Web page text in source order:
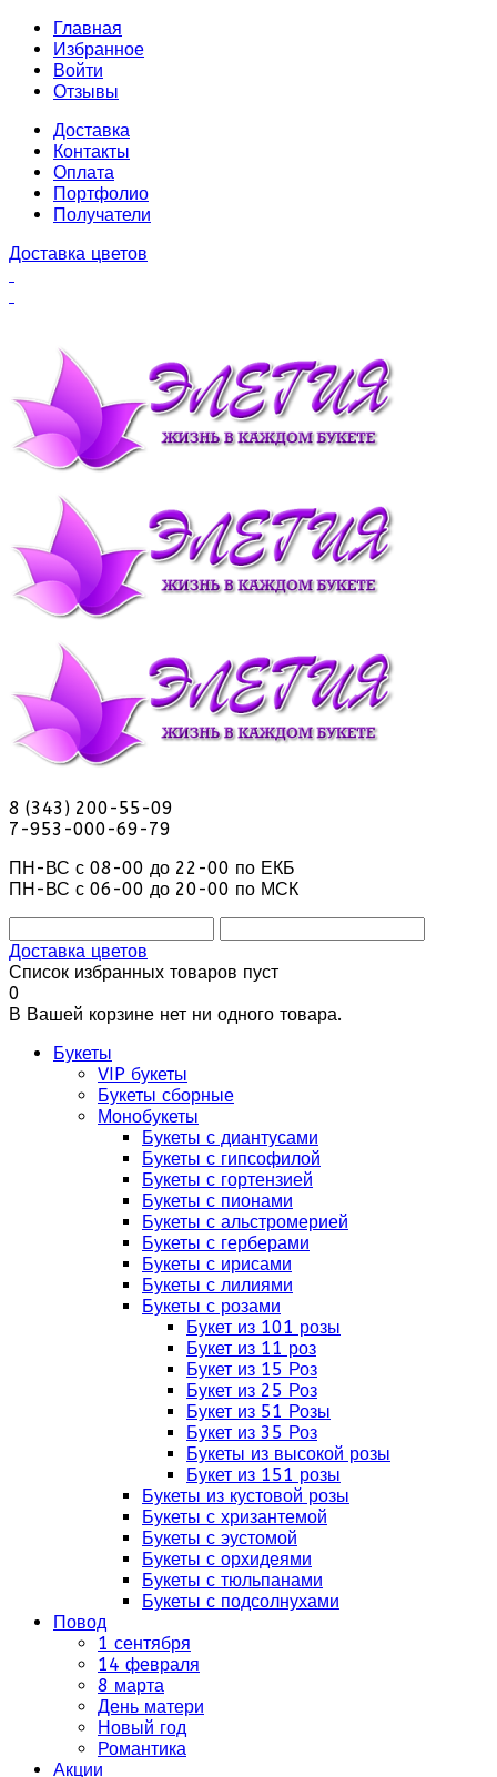
Главная
Избранное
Войти
Отзывы
Доставка
Контакты
Оплата
Портфолио
Получатели
Доставка цветов
8 (343) 200-55-09
7-953-000-69-79
ПН-ВС с 08-00 до 22-00 по ЕКБ
ПН-ВС с 06-00 до 20-00 по МСК
Доставка цветов
Список избранных товаров пуст
0
В Вашей корзине нет ни одного товара.
Букеты
VIP букеты
Букеты сборные
Монобукеты
Букеты с диантусами
Букеты с гипсофилой
Букеты с гортензией
Букеты с пионами
Букеты с альстромерией
Букеты с герберами
Букеты с ирисами
Букеты с лилиями
Букеты с розами
Букет из 101 розы
Букет из 11 роз
Букет из 15 Роз
Букет из 25 Роз
Букет из 51 Розы
Букет из 35 Роз
Букеты из высокой розы
Букет из 151 розы
Букеты из кустовой розы
Букеты с хризантемой
Букеты с эустомой
Букеты с орхидеями
Букеты с тюльпанами
Букеты с подсолнухами
Повод
1 сентября
14 февраля
8 марта
День матери
Новый год
Романтика
Акции